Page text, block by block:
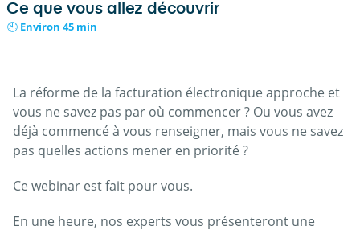
Ce que vous allez découvrir
🕙 Environ 45 min
La réforme de la facturation électronique approche et
vous ne savez pas par où commencer ? Ou vous avez
déjà commencé à vous renseigner, mais vous ne savez
pas quelles actions mener en priorité ?
Ce webinar est fait pour vous.
En une heure, nos experts vous présenteront une